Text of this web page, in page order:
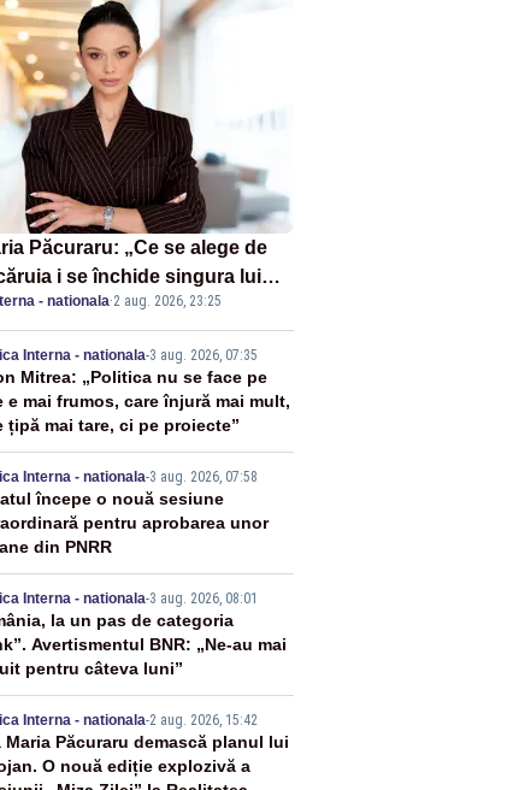
Păcuraru: „Ce se alege de
i se închide singura lui
- nationala·2 aug. 2026, 23:25
Interna - nationala-3 aug. 2026, 07:35
Mitrea: „Politica nu se face pe
e mai frumos, care înjură mai mult,
țipă mai tare, ci pe proiecte”
Interna - nationala-3 aug. 2026, 07:58
începe o nouă sesiune
pentru aprobarea unor
din PNRR
Interna - nationala-3 aug. 2026, 08:01
la un pas de categoria
Avertismentul BNR: „Ne-au mai
pentru câteva luni”
Interna - nationala-2 aug. 2026, 15:42
Maria Păcuraru demască planul lui
O nouă ediție explozivă a